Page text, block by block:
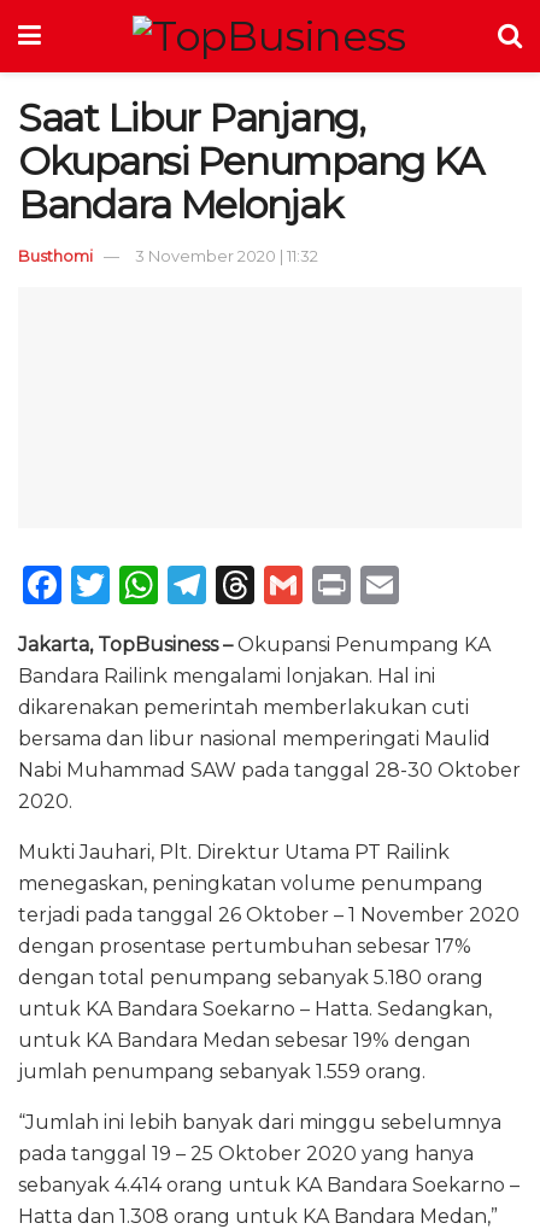
Saat Libur Panjang,
Okupansi Penumpang KA
Bandara Melonjak
Busthomi 3 November 2020 | 11:32
F
c
e
b
o
o
k
T
it
te
r
W
h
a
ts
A
p
T
e
g
ra
m
T
re
a
d
s
G
ai
l
P
n
t
ai
l
Jakarta, TopBusiness –Okupansi Penumpang KA
Bandara Railink mengalami lonjakan. Hal ini
dikarenakan pemerintah memberlakukan cuti
bersama dan libur nasional memperingati Maulid
Nabi Muhammad SAW pada tanggal 28-30 Oktober
2020.
Mukti Jauhari, Plt. Direktur Utama PT Railink
menegaskan, peningkatan volume penumpang
terjadi pada tanggal 26 Oktober – 1 November 2020
dengan prosentase pertumbuhan sebesar 17%
dengan total penumpang sebanyak 5.180 orang
untuk KA Bandara Soekarno – Hatta. Sedangkan,
untuk KA Bandara Medan sebesar 19% dengan
jumlah penumpang sebanyak 1.559 orang.
“Jumlah ini lebih banyak dari minggu sebelumnya
pada tanggal 19 – 25 Oktober 2020 yang hanya
sebanyak 4.414 orang untuk KA Bandara Soekarno –
Hatta dan 1.308 orang untuk KA Bandara Medan,”